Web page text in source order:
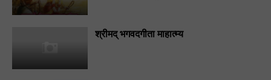
श्रीमद् भगवदगीता माहात्म्य